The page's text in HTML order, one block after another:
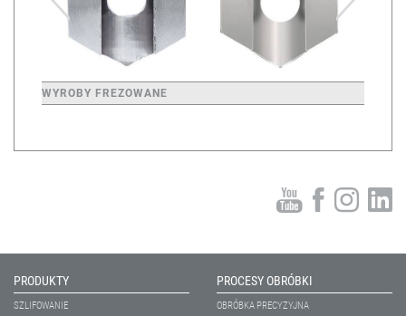
WYROBY FREZOWANE
PRODUKTY
SZLIFOWANIE
PROCESY OBRÓBKI
OBRÓBKA PRECYZYJNA